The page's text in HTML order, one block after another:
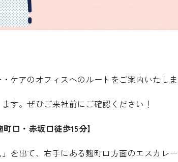
ケアのオフィスへのルートをご案内いたし
す。ぜひご来社前にご確認ください！
口・赤坂口徒歩15分】
を出て、右手にある麹町口方面のエスカレ